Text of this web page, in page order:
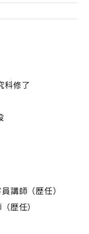
科修了
講師（歴任）
歴任）